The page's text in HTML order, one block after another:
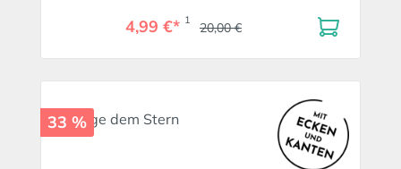
4,99 €* 1 20,00 €
33 %